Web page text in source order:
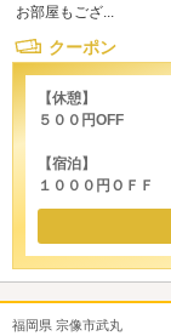
お部屋もござ...
クーポン
【休憩】
５００円OFF
【宿泊】
１０００円ＯＦＦ
福岡県 宗像市武丸